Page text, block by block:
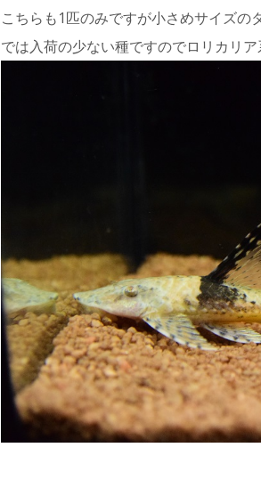
こちらも1匹のみですが小さめサイズの
では入荷の少ない種ですのでロリカリア